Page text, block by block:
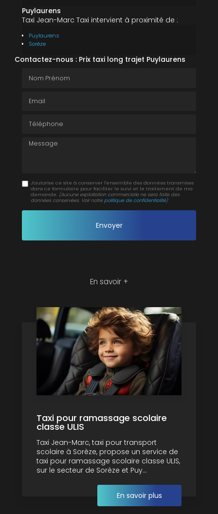
Puylaurens
Taxi Jean-Marc Taxi intervient à proximité de :
Puylaurens
Sorèze
Contactez-nous : Prix taxi long trajet Puylaurens
Message
J'autorise ce site à conserver l'ensemble des données transmises
dans ce formulaire pour faciliter le suivi et le traitement de ma
demande. (Aucune exploitation commerciale ne sera faite des
données conservées. Voir notre politique de confidentialité)
En savoir +
Taxi pour ramassage scolaire
classe ULIS
Taxi Jean-Marc, taxi pour transport
scolaire à Sorèze, propose un service de
taxi pour ramassage scolaire classe ULIS,
sur le secteur de Sorèze et Puy...
En savoir plus